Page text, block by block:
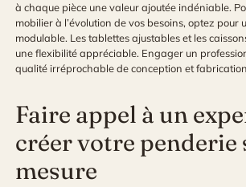
à chaque pièce une valeur ajoutée indéniable.
mobilier à l’évolution de vos besoins, optez pour
modulable. Les tablettes ajustables et les
une flexibilité appréciable. Engager un
qualité irréprochable de conception et
Faire appel à un
créer votre penderie
mesure